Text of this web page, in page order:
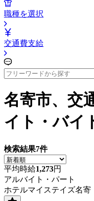
職種を選択
交通費支給
名寄市、交
イト・バイ
検索結果7件
平均時給1,273円
アルバイト・パート
ホテルマイステイズ名寄